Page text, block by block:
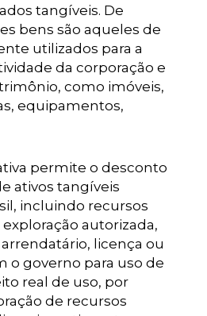
tangíveis. De
bens são aqueles de
utilizados para a
da corporação e
como imóveis,
equipamentos,
permite o desconto
ativos tangíveis
incluindo recursos
autorizada,
licença ou
o governo para uso de
real de uso, por
de recursos